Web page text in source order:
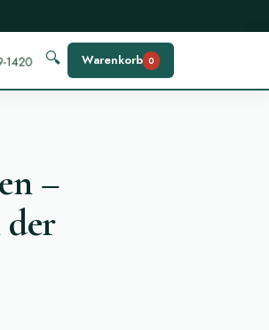
🔍 Warenkorb 0
–